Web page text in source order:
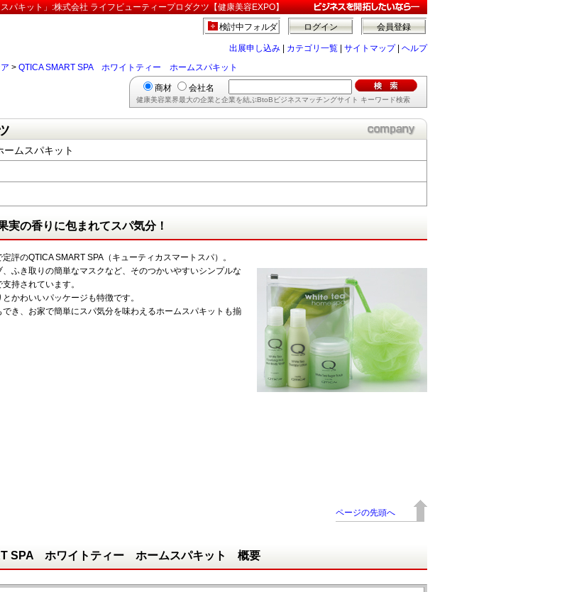
キット」:株式会社 ライフビューティープロダクツ【健康美容EXPO】
会員登録
ログイン
検討中フォルダ
出展申し込み カテゴリ一覧 サイトマップ| ヘルプ
> QTICA SMART SPA ホワイトティー ホームスパキット
商材 会社名
健康美容業界最大の企業と企業を結ぶBtoBビジネスマッチングサイト キーワード検索
ムスパキット
実の香りに包まれてスパ気分！
評のQTICA SMART SPA（キューティカスマートスパ）。
ふき取りの簡単なマスクなど、そのつかいやすいシンプルな
持されています。
かわいいパッケージも特徴です。
き、お家で簡単にスパ気分を味わえるホームスパキットも揃
ページの先頭へ
SPA ホワイトティー ホームスパキット 概要